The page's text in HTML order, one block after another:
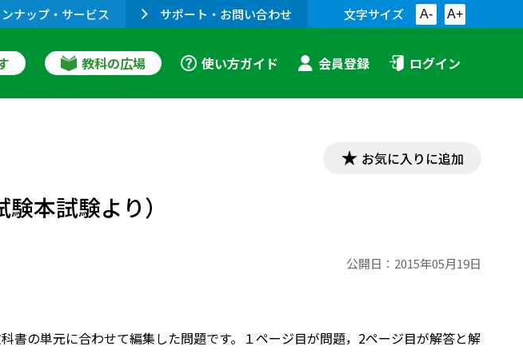
ナップ・サービス サポート・お問い合わせ 文字サイズ A- A+
教科の広場 使い方ガイド 会員登録 ログイン
お気に入りに追加
本試験より）
公開日： 2015年05月19日
書の単元に合わせて編集した問題です。１ページ目が問題，2ページ目が解答と解